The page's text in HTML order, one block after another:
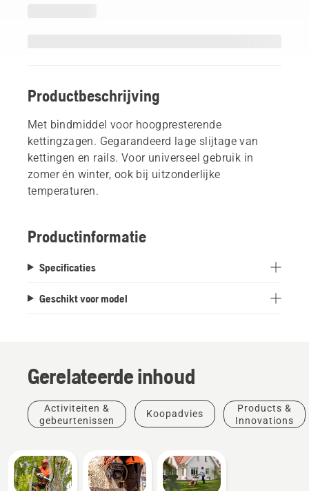
Productbeschrijving
Met bindmiddel voor hoogpresterende
kettingzagen. Gegarandeerd lage slijtage van
kettingen en rails. Voor universeel gebruik in
zomer én winter, ook bij uitzonderlijke
temperaturen.
Productinformatie
Specificaties
Geschikt voor model
Gerelateerde inhoud
Activiteiten &
gebeurtenissen
Koopadvies
Products &
Innovations